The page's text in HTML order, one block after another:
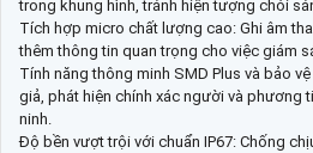
trong khung hình, tránh hiện tượng chói
Tích hợp micro chất lượng cao: Ghi âm
thêm thông tin quan trọng cho việc giám
Tính năng thông minh SMD Plus và bảo
giả, phát hiện chính xác người và phương
ninh.
Độ bền vượt trội với chuẩn IP67: Chống